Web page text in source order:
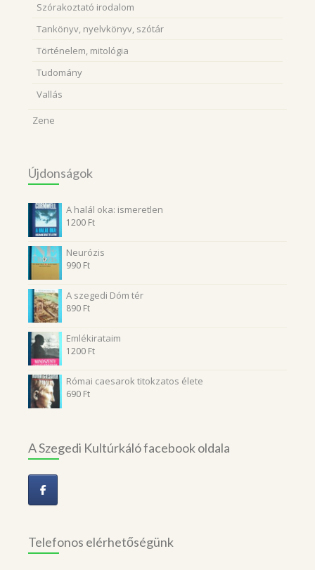
Szórakoztató irodalom
Tankönyv, nyelvkönyv, szótár
Történelem, mitológia
Tudomány
Vallás
Zene
Újdonságok
A halál oka: ismeretlen
1200 Ft
Neurózis
990 Ft
A szegedi Dóm tér
890 Ft
Emlékirataim
1200 Ft
Római caesarok titokzatos élete
690 Ft
A Szegedi Kultúrkáló facebook oldala
Telefonos elérhetőségünk